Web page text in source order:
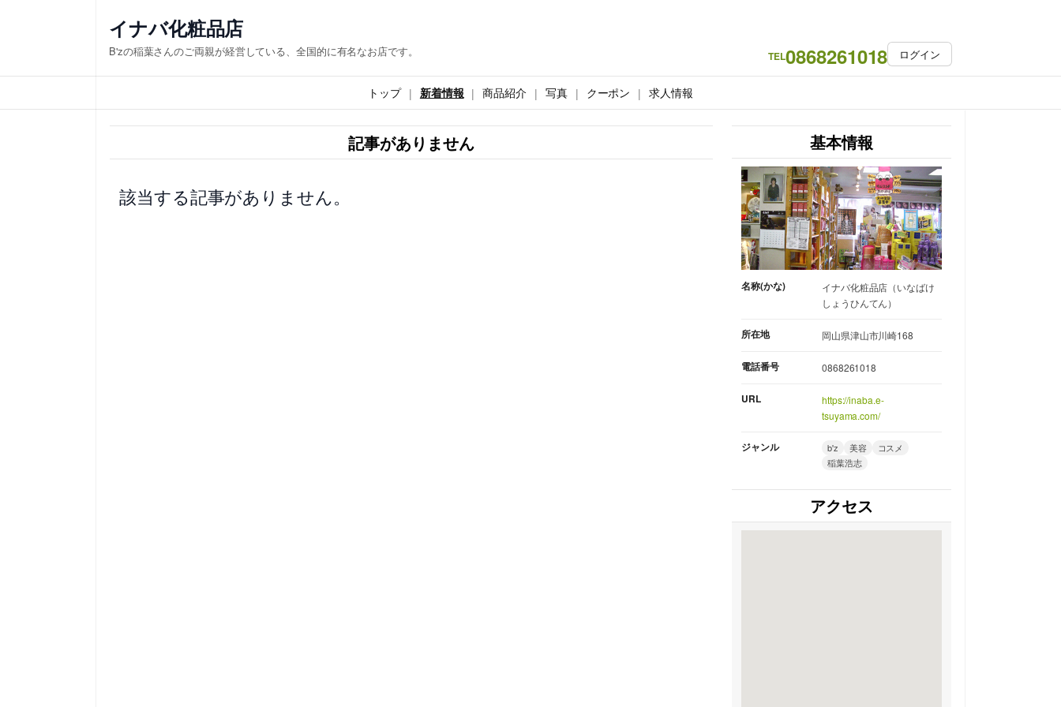
ス
キ
イナバ化粧品店
B'zの稲葉さんのご両親が経営している、全国的に有名なお店です。 TEL0868261018 ログイン
トップ 新着情報 商品紹介 写真 クーポン 求人情報
記事がありません
該当する記事がありません。
基本情報
名称(かな)
イナバ化粧品店（いなばけ
しょうひんてん）
所在地 岡山県津山市川崎168
電話番号 0868261018
URL
https://inaba.e-
tsuyama.com/
ジャンル b'z 美容
コスメ
稲葉浩志
アクセス